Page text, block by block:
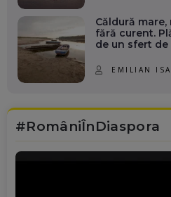
Căldură
fără curent.
de un sfert de
EMILIAN
#RomâniÎnDiaspora